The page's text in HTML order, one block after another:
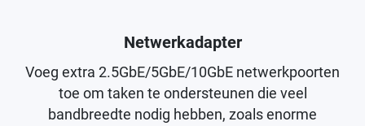
Netwerkadapter
Voeg extra 2.5GbE/5GbE/10GbE netwerkpoorten
toe om taken te ondersteunen die veel
bandbreedte nodig hebben, zoals enorme